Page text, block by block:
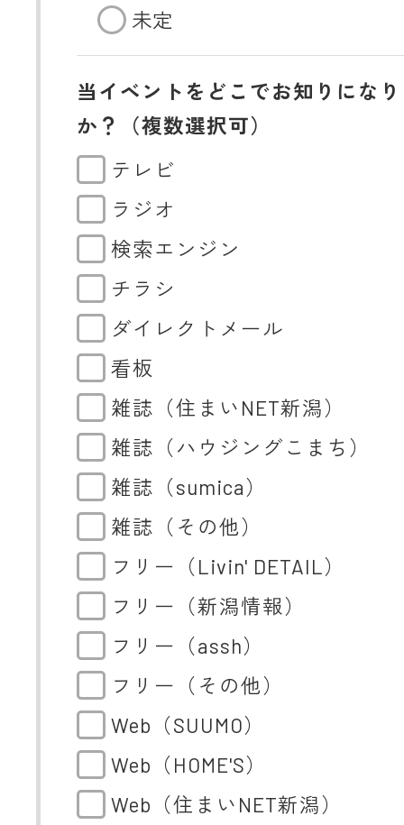
未定
当イベントをどこでお知りにな
か？（複数選択可）
テレビ
ラジオ
検索エンジン
チラシ
ダイレクトメール
看板
雑誌（住まいNET新潟）
雑誌（ハウジングこまち）
雑誌（sumica）
雑誌（その他）
フリー（Livin' DETAIL）
フリー（新潟情報）
フリー（assh）
フリー（その他）
Web（SUUMO）
Web（HOME'S）
Web（住まいNET新潟）